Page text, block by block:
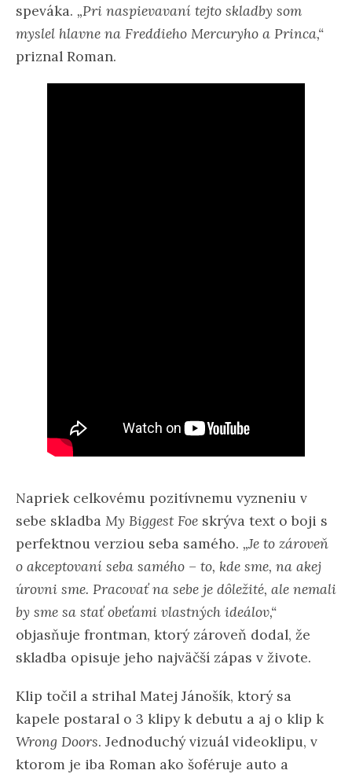
speváka. „Pri naspievavaní tejto skladby som
myslel hlavne na Freddieho Mercuryho a Princa,“
priznal Roman.
Napriek celkovému pozitívnemu vyzneniu v
sebe skladba My Biggest Foe skrýva text o boji s
perfektnou verziou seba samého. „Je to zároveň
o akceptovaní seba samého – to, kde sme, na akej
úrovni sme. Pracovať na sebe je dôležité, ale nemali
by sme sa stať obeťami vlastných ideálov,“
objasňuje frontman, ktorý zároveň dodal, že
skladba opisuje jeho najväčší zápas v živote.
Klip točil a strihal Matej Jánošík, ktorý sa
kapele postaral o 3 klipy k debutu a aj o klip k
Wrong Doors. Jednoduchý vizuál videoklipu, v
ktorom je iba Roman ako šoféruje auto a